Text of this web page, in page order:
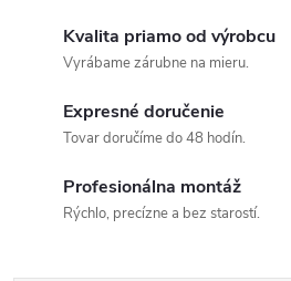
Kvalita priamo od výrobcu
Vyrábame zárubne na mieru.
Expresné doručenie
Tovar doručíme do 48 hodín.
Profesionálna montáž
Rýchlo, precízne a bez starostí.